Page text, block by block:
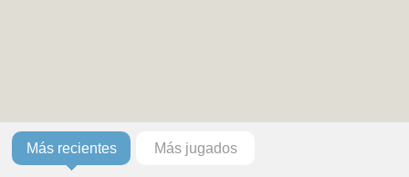
Más recientes Más jugados